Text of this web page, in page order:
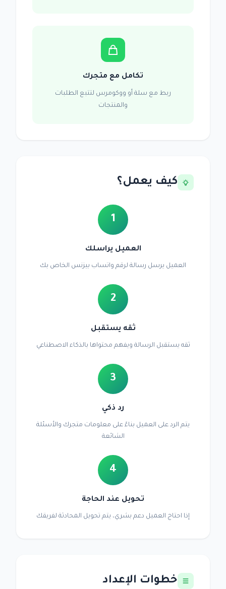
تكامل مع متجرك
ربط مع سلة أو ووكومرس لتتبع الطلبات
والمنتجات
كيف يعمل؟
1
العميل يراسلك
العميل يرسل رسالة لرقم واتساب بيزنس الخاص بك
2
ثقه يستقبل
ثقه يستقبل الرسالة ويفهم محتواها بالذكاء الاصطناعي
3
رد ذكي
يتم الرد على العميل بناءً على معلومات متجرك والأسئلة
الشائعة
4
تحويل عند الحاجة
إذا احتاج العميل دعم بشري، يتم تحويل المحادثة لفريقك
خطوات الإعداد